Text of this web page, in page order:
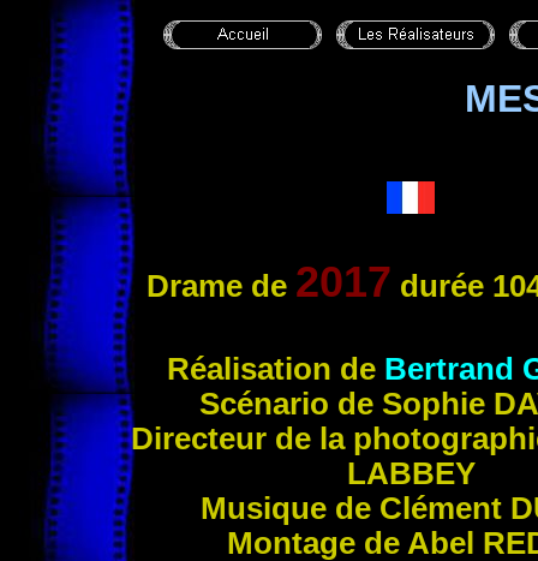
Drame de 2017 durée
Réalisation de Bertrand
Scénario de Sophie
Directeur de la
LABBEY
Musique de Clément
Montage de Abel